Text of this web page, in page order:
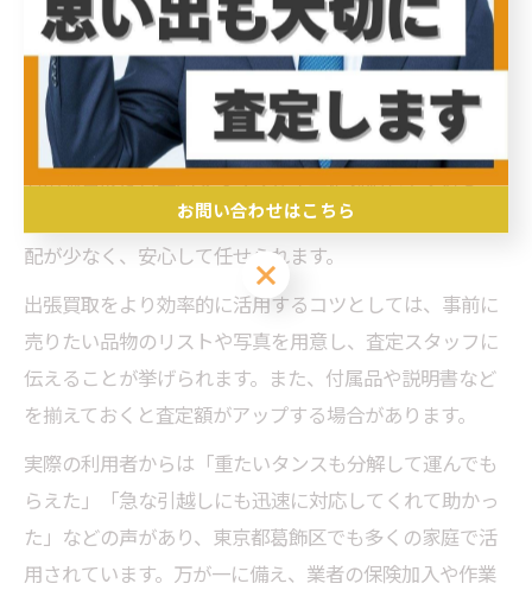
す。
大きな不用品も安心！自宅出張買取の活用術
大型の家具や家電など、通常の持ち運びが難しい不用品
も出張買取なら専門スタッフが丁寧に対応してくれま
す。搬出作業もプロが行うため、建物や床を傷つける心
配が少なく、安心して任せられます。
出張買取をより効率的に活用するコツとしては、事前に
売りたい品物のリストや写真を用意し、査定スタッフに
伝えることが挙げられます。また、付属品や説明書など
を揃えておくと査定額がアップする場合があります。
実際の利用者からは「重たいタンスも分解して運んでも
らえた」「急な引越しにも迅速に対応してくれて助かっ
た」などの声があり、東京都葛飾区でも多くの家庭で活
用されています。万が一に備え、業者の保険加入や作業
お問い合わせはこちら
お問い合わせはこちら